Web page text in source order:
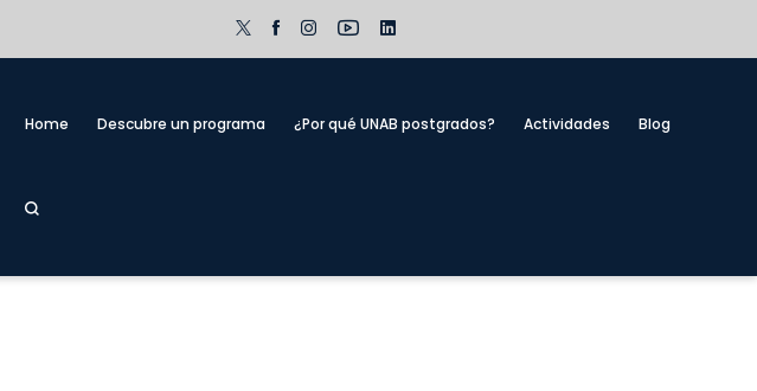
Home Descubre un programa ¿Por qué UNAB postgrados? Actividades Blog